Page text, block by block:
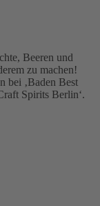
Beeren und
zu machen!
bei ‚Baden Best
Spirits Berlin‘.